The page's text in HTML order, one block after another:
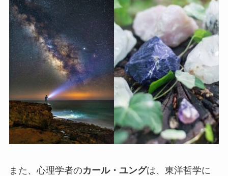
また、心理学者のカール・ユングは、東洋哲学に